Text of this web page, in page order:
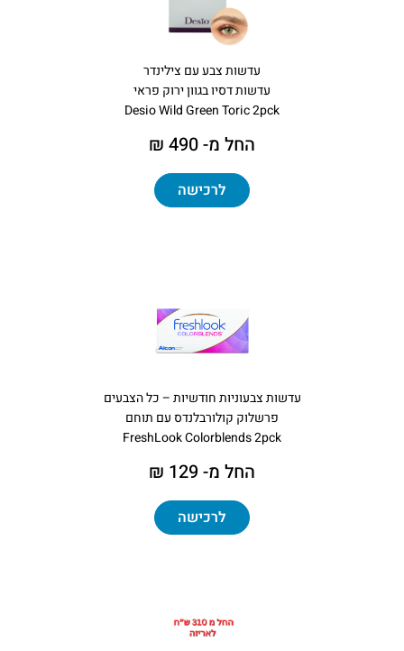
עדשות צבע עם צילינדר
עדשות דסיו בגוון ירוק פראי
Desio Wild Green Toric 2pck
החל מ- 490 ₪
לרכישה
עדשות צבעוניות חודשיות – כל הצבעים
פרשלוק קולורבלנדס עם תוחם
FreshLook Colorblends 2pck
החל מ- 129 ₪
לרכישה